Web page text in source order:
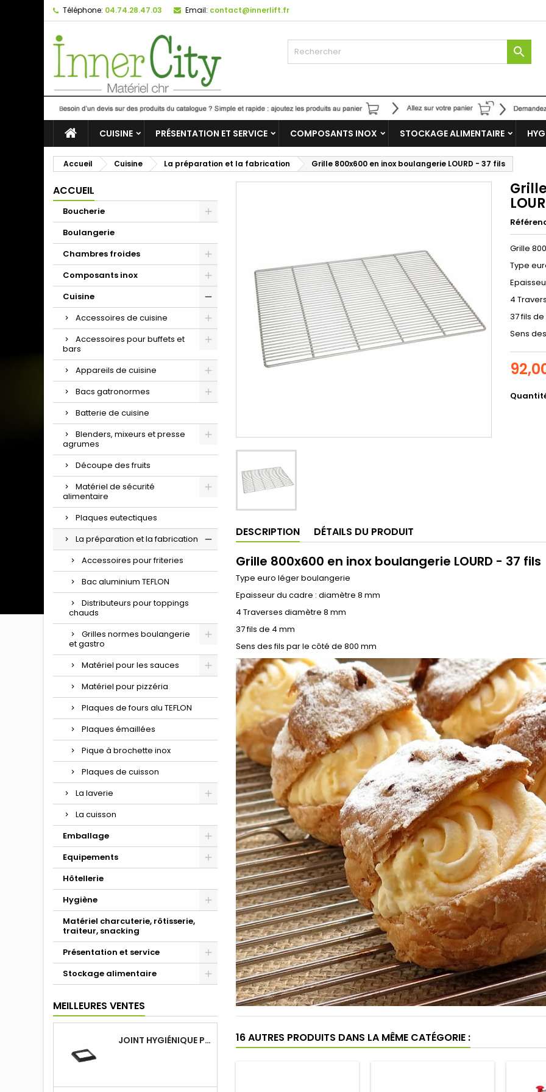
Téléphone: 04.74.28.47.03 Email: contact@innerlift.fr

CUISINE PRÉSENTATION ET SERVICE COMPOSANTS INOX STOCKAGE ALIMENTAIRE
Accueil Cuisine La préparation et la fabrication Grille 800x600 en inox boulangerie LOURD - 37 fils
ACCUEIL
Boucherie
Boulangerie
Chambres froides
Composants inox
Cuisine
Accessoires de cuisine
Accessoires pour buffets et
bars
Appareils de cuisine
Bacs gatronormes
Batterie de cuisine
Blenders, mixeurs et presse
agrumes
Découpe des fruits
Matériel de sécurité
alimentaire
Plaques eutectiques
La préparation et la fabrication
Accessoires pour friteries
Bac aluminium TEFLON
Distributeurs pour toppings
chauds
Grilles normes boulangerie
et gastro
Matériel pour les sauces
Matériel pour pizzéria
Plaques de fours alu TEFLON
Plaques émaillées
Pique à brochette inox
Plaques de cuisson
La laverie
La cuisson
Emballage
Equipements
Hôtellerie
Hygiène
Matériel charcuterie, rôtisserie,
traiteur, snacking
Présentation et service
Stockage alimentaire
MEILLEURES VENTES
JOINT HYGIÉNIQUE POUR ANNEAU TUBE 40 X 40 MM NOIR
Grille
Type
4
37 fils
Sens
DESCRIPTION DÉTAILS DU PRODUIT
Grille 800x600 en inox boulangerie LOURD - 37 fils
Type euro léger boulangerie
Epaisseur du cadre : diamètre 8 mm
4 Traverses diamètre 8 mm
37 fils de 4 mm
Sens des fils par le côté de 800 mm
16 AUTRES PRODUITS DANS LA MÊME CATÉGORIE :